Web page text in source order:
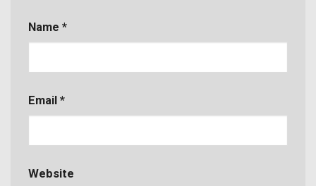
Name *
Email *
Website